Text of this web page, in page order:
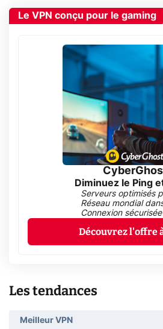
Le VPN conçu pour le gaming
Diminuez le Ping
Serveurs optimisés
Réseau mondial
Connexion
Découvrez l'offre
Les tendances
Meilleur VPN